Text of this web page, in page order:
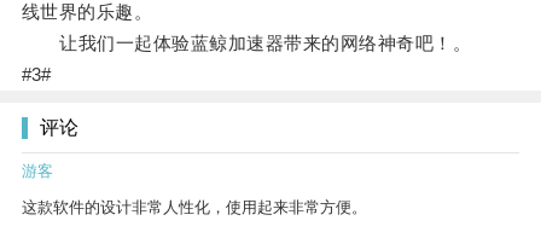
线世界的乐趣。
让我们一起体验蓝鲸加速器带来的网络神奇吧！。
#3#
评论
游客
这款软件的设计非常人性化，使用起来非常方便。